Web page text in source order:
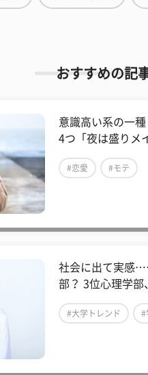
おすすめの記
意識高い系の一
4つ「夜は盛りメ
#恋愛 #モテ
社会に出て実感
部？ 3位心理学部
#大学トレンド #